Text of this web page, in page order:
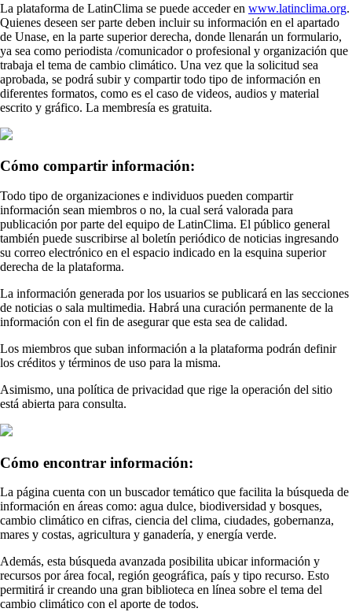
La plataforma de LatinClima se puede acceder en www.latinclima.org.
Quienes deseen ser parte deben incluir su información en el apartado
de Unase, en la parte superior derecha, donde llenarán un formulario,
ya sea como periodista /comunicador o profesional y organización que
trabaja el tema de cambio climático. Una vez que la solicitud sea
aprobada, se podrá subir y compartir todo tipo de información en
diferentes formatos, como es el caso de videos, audios y material
escrito y gráfico. La membresía es gratuita.
Cómo compartir información:
Todo tipo de organizaciones e individuos pueden compartir
información sean miembros o no, la cual será valorada para
publicación por parte del equipo de LatinClima. El público general
también puede suscribirse al boletín periódico de noticias ingresando
su correo electrónico en el espacio indicado en la esquina superior
derecha de la plataforma.
La información generada por los usuarios se publicará en las secciones
de noticias o sala multimedia. Habrá una curación permanente de la
información con el fin de asegurar que esta sea de calidad.
Los miembros que suban información a la plataforma podrán definir
los créditos y términos de uso para la misma.
Asimismo, una política de privacidad que rige la operación del sitio
está abierta para consulta.
Cómo encontrar información:
La página cuenta con un buscador temático que facilita la búsqueda de
información en áreas como: agua dulce, biodiversidad y bosques,
cambio climático en cifras, ciencia del clima, ciudades, gobernanza,
mares y costas, agricultura y ganadería, y energía verde.
Además, esta búsqueda avanzada posibilita ubicar información y
recursos por área focal, región geográfica, país y tipo recurso. Esto
permitirá ir creando una gran biblioteca en línea sobre el tema del
cambio climático con el aporte de todos.